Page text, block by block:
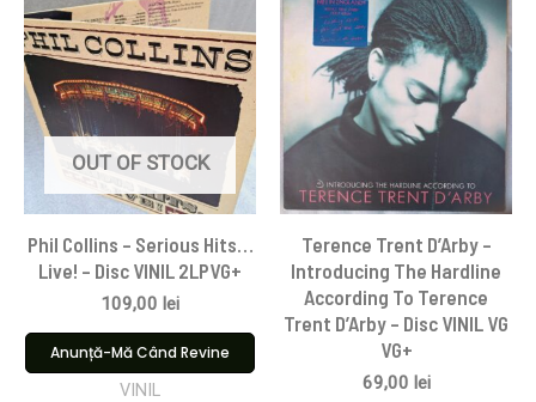
OUT OF STOCK
Phil Collins – Serious Hits…
Live! – Disc VINIL 2LPVG+
109,00 lei
Anunță-Mă Când Revine
VINIL
Terence Trent D’Arby –
Introducing The Hardline
According To Terence
Trent D’Arby – Disc VINIL VG
VG+
69,00 lei